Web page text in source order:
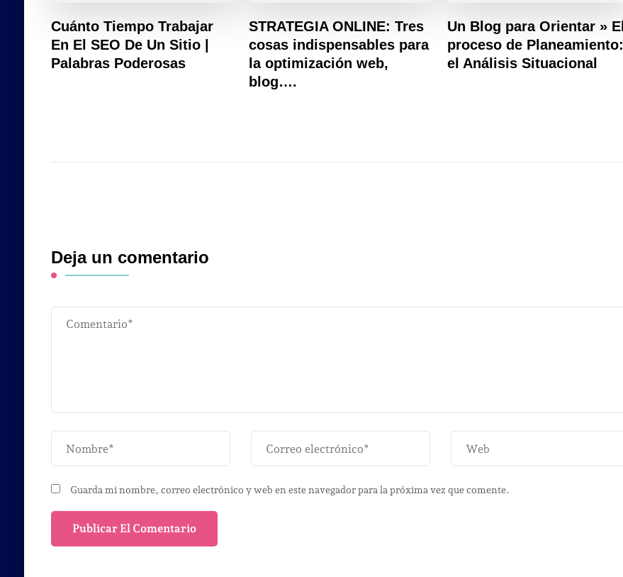
Cuánto Tiempo Trabajar
En El SEO De Un Sitio |
Palabras Poderosas
STRATEGIA ONLINE: Tres
cosas indispensables para
la optimización web,
blog….
Un Blog para Orientar » El
proceso de Planeamiento:
el Análisis Situacional
Deja un comentario
Guarda mi nombre, correo electrónico y web en este navegador para la próxima vez que comente.